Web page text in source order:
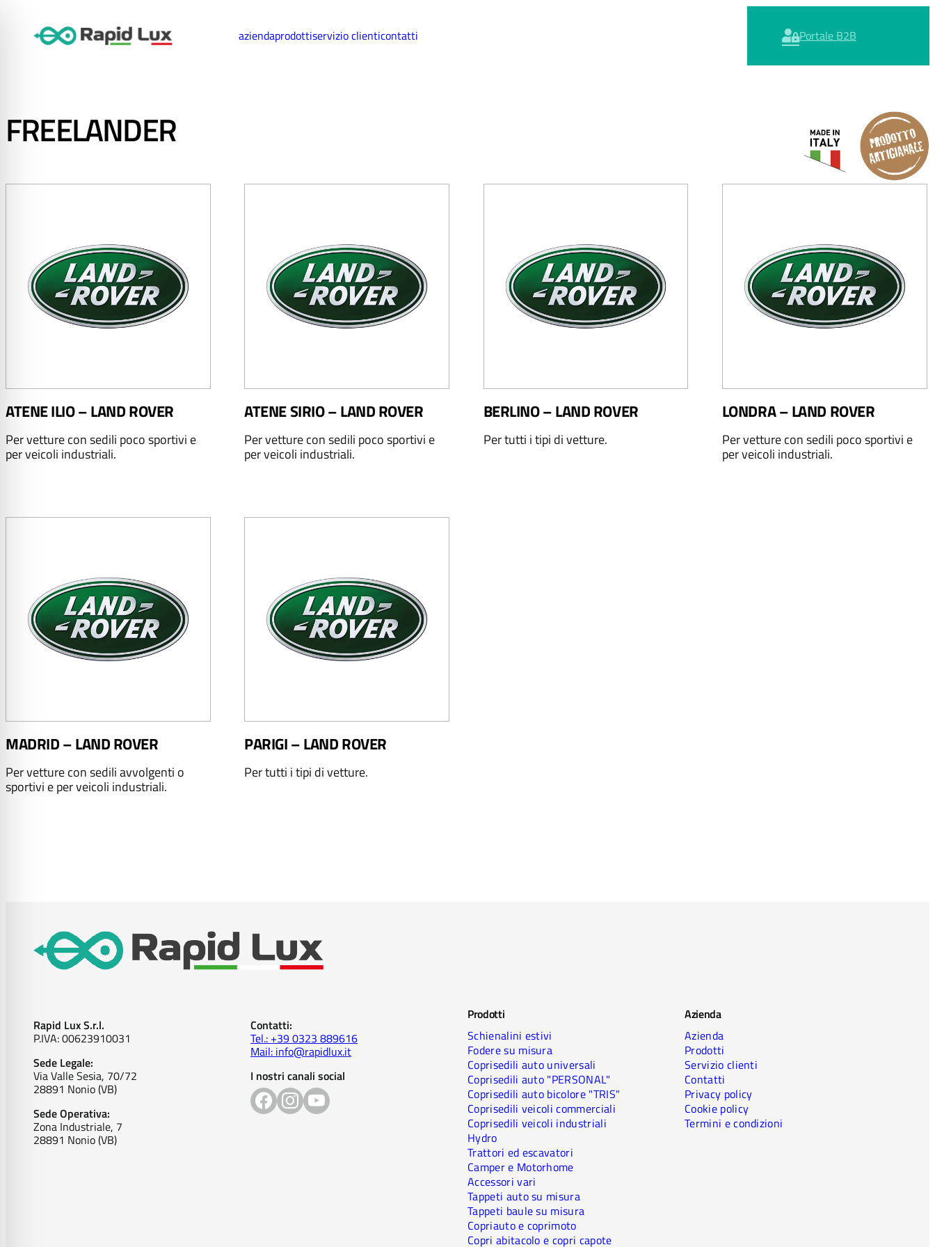
aziendaprodottiservizio clienticontatti Portale B2B
FREELANDER
ATENE ILIO – LAND ROVER
Per vetture con sedili poco sportivi e
per veicoli industriali.
ATENE SIRIO – LAND ROVER
Per vetture con sedili poco sportivi e
per veicoli industriali.
BERLINO – LAND ROVER
Per tutti i tipi di vetture.
LONDRA – LAND ROVER
Per vetture con sedili poco sportivi e
per veicoli industriali.
MADRID – LAND ROVER
Per vetture con sedili avvolgenti o
sportivi e per veicoli industriali.
PARIGI – LAND ROVER
Per tutti i tipi di vetture.
Rapid Lux S.r.l.
P.IVA: 00623910031
Sede Legale:
Via Valle Sesia, 70/72
28891 Nonio (VB)
Sede Operativa:
Zona Industriale, 7
28891 Nonio (VB)
Contatti:
Tel.: +39 0323 889616
Mail: info@rapidlux.it
I nostri canali social
Prodotti
Schienalini estivi
Fodere su misura
Coprisedili auto universali
Coprisedili auto "PERSONAL"
Coprisedili auto bicolore "TRIS"
Coprisedili veicoli commerciali
Coprisedili veicoli industriali
Hydro
Trattori ed escavatori
Camper e Motorhome
Accessori vari
Tappeti auto su misura
Tappeti baule su misura
Copriauto e coprimoto
Copri abitacolo e copri capote
Azienda
Azienda
Prodotti
Servizio clienti
Contatti
Privacy policy
Cookie policy
Termini e condizioni